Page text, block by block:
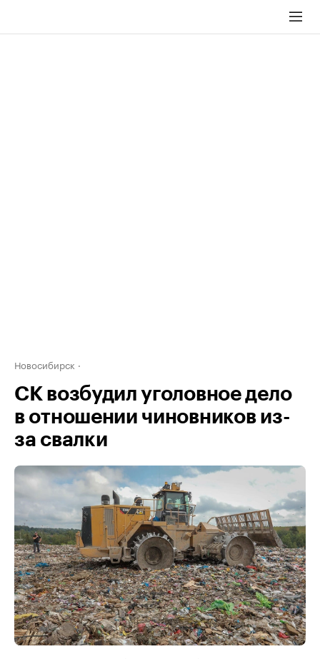
Новосибирск
СК возбудил уголовное дело
в отношении чиновников из-
за свалки